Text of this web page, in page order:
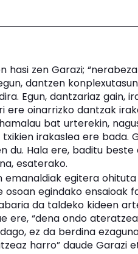
hasi zen Garazi;
dantzen
Egun, dantzariaz gain,
ere oinarrizko dantzak
bat urterekin,
irakaslea ere bada.
du. Hala ere, baditu
esaterako.
emanaldiak egitera
osoan egindako
da taldeko kideen
ere, “dena ondo
ez da berdina
harro” daude Garazi